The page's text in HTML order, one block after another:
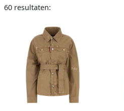
60 resultaten: